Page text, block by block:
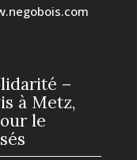
–
à Metz,
le